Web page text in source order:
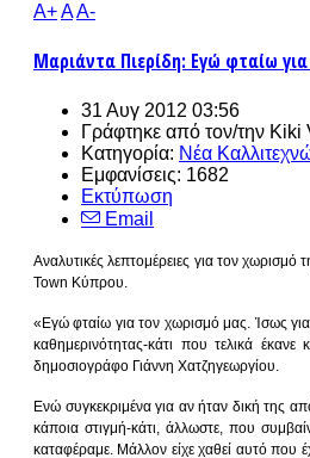
A+AA-
Μαριάντα Πιερίδη: Εγώ φταίω
31 Αυγ 2012 03:56
Γράφτηκε από τον/την Kiki
Κατηγορία: Νέα
Εμφανίσεις: 1682
Εκτύπωση
Email
Αναλυτικές λεπτομέρειες για τον
Town Κύπρου.
«Εγώ φταίω για τον χωρισμό μας. Ίσως
καθημερινότητας-κάτι που τελικά
δημοσιογράφο Γιάννη Χατζηγεωργίου.
Ενώ συγκεκριμένα για αν ήταν δική της
κάποια στιγμή-κάτι, άλλωστε, που
καταφέραμε. Μάλλον είχε χαθεί αυτό που